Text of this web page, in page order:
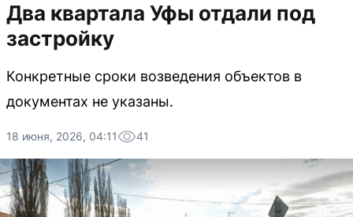
Два квартала Уфы отдали под
застройку
Конкретные сроки возведения объектов в
документах не указаны.
18 июня, 2026, 04:11 41